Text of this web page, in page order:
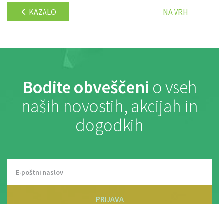
KAZALO NA VRH
Bodite obveščeni o vseh
naših novostih, akcijah in
dogodkih
PRIJAVA